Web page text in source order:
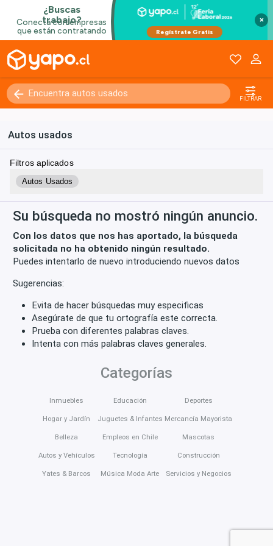
×
FILTRAR
Autos usados
Filtros aplicados
Autos Usados
Su búsqueda no mostró ningún anuncio.
Con los datos que nos has aportado, la búsqueda
solicitada no ha obtenido ningún resultado.
Puedes intentarlo de nuevo introduciendo nuevos datos
Sugerencias:
Evita de hacer búsquedas muy especificas
Asegúrate de que tu ortografía este correcta.
Prueba con diferentes palabras claves.
Intenta con más palabras claves generales.
Categorías
Inmuebles
Hogar y Jardín
Belleza
Autos y Vehículos
Yates & Barcos
Educación
Juguetes & Infantes
Empleos en Chile
Tecnología
Música Moda Arte
Deportes
Mercancía Mayorista
Mascotas
Construcción
Servicios y Negocios
Kilómetros 0 - 250000+